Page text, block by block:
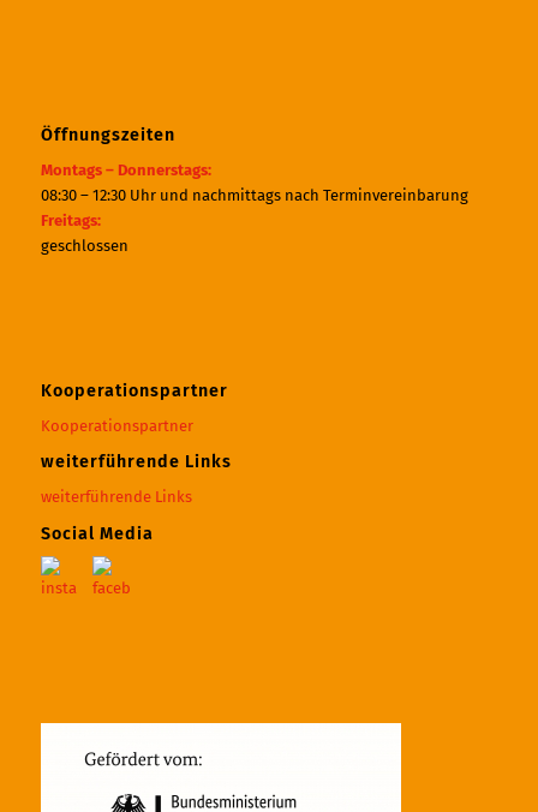
Öffnungszeiten
Montags – Donnerstags:
08:30 – 12:30 Uhr und nachmittags nach Terminvereinbarung
Freitags:
geschlossen
Kooperationspartner
Kooperationspartner
weiterführende Links
weiterführende Links
Social Media